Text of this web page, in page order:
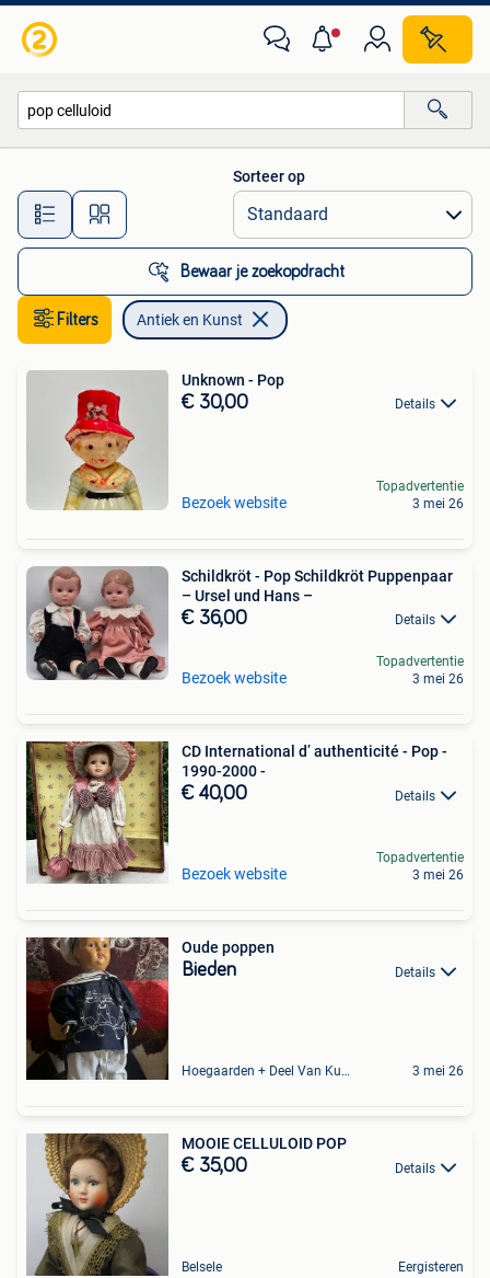
Alle afstanden…
Sorteer op
Bewaar je zoekopdracht
Filters Antiek en Kunst
Unknown - Pop
€ 30,00 Details
Bezoek website
Topadvertentie
3 mei 26
Schildkröt - Pop Schildkröt Puppenpaar
– Ursel und Hans –
€ 36,00 Details
Bezoek website
Topadvertentie
3 mei 26
CD International d’ authenticité - Pop -
1990-2000 -
€ 40,00 Details
Bezoek website
Topadvertentie
3 mei 26
Oude poppen
Bieden Details
Hoegaarden + Deel Van Kumtich + Deel Van Tienen 3 mei 26
MOOIE CELLULOID POP
€ 35,00 Details
Belsele Eergisteren